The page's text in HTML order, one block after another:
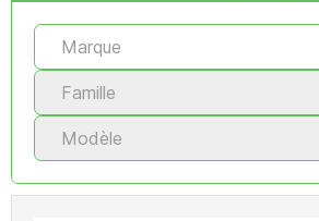
Marque
Famille
Modèle